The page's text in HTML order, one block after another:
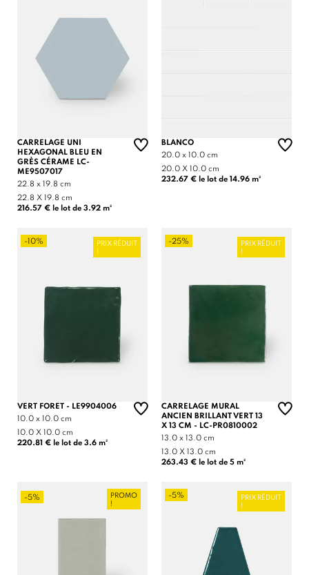
CARRELAGE UNI
HEXAGONAL BLEU EN
GRÈS CÉRAME LC-
ME9507017
22.8 x 19.8 cm
22.8 X 19.8 cm
216.57 € le lot de 3.92 m²
BLANCO
20.0 x 10.0 cm
20.0 X 10.0 cm
232.67 € le lot de 14.96 m²
-10%
PRIX RÉDUIT
!
VERT FORET - LE9904006
10.0 x 10.0 cm
10.0 X 10.0 cm
220.81 € le lot de 3.6 m²
-25%
PRIX RÉDUIT
!
CARRELAGE MURAL
ANCIEN BRILLANT VERT 13
X 13 CM - LC-PR0810002
13.0 x 13.0 cm
13.0 X 13.0 cm
263.43 € le lot de 5 m²
PROMO
!
-5% -5%
PRIX RÉDUIT
!